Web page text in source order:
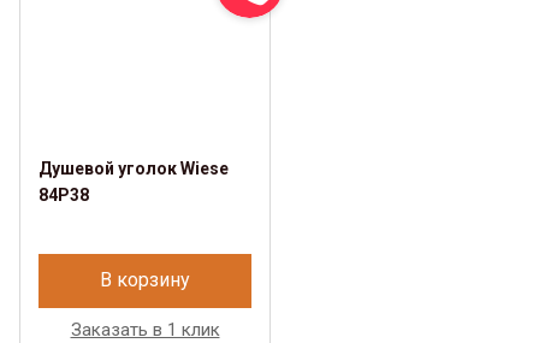
Душевой уголок Wiese
84P38
В корзину
Заказать в 1 клик